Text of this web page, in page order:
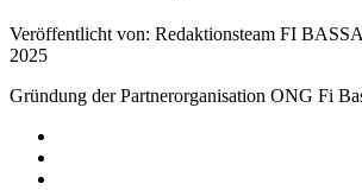
Veröffentlicht von: Redaktionsteam FI
2025
Gründung der Partnerorganisation ONG Fi